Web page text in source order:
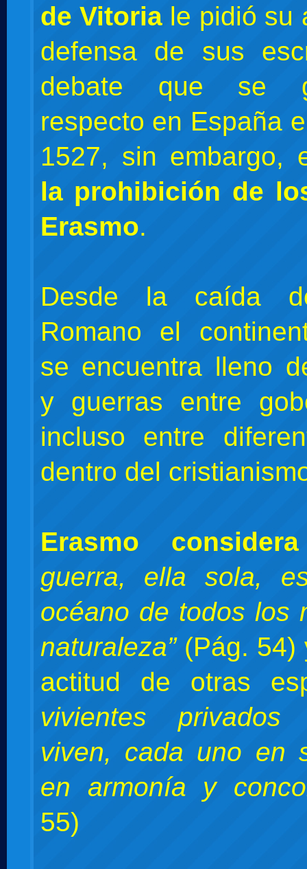
de Vitoria le pidió su
defensa de sus
debate que se
respecto en España
1527, sin embargo,
la prohibición de
Erasmo.
Desde la caída
Romano el
se encuentra lleno
y guerras entre
incluso entre
dentro del
Erasmo
guerra, ella sola,
océano de todos los
naturaleza”(Pág. 54)
actitud de otras
vivientes
viven, cada uno en
en armonía y
55)